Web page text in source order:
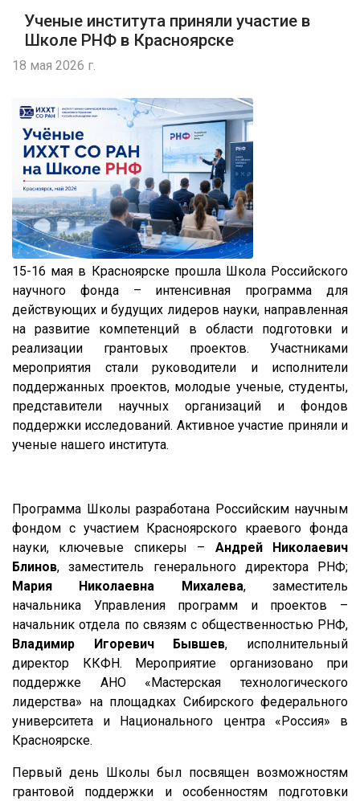
Ученые института приняли участие в
Школе РНФ в Красноярске
18 мая 2026 г.
15-16 мая в Красноярске прошла Школа Российского
научного фонда – интенсивная программа для
действующих и будущих лидеров науки, направленная
на развитие компетенций в области подготовки и
реализации грантовых проектов. Участниками
мероприятия стали руководители и исполнители
поддержанных проектов, молодые ученые, студенты,
представители научных организаций и фондов
поддержки исследований. Активное участие приняли и
ученые нашего института.
Программа Школы разработана Российским научным
фондом с участием Красноярского краевого фонда
науки, ключевые спикеры – Андрей Николаевич
Блинов, заместитель генерального директора РНФ;
Мария Николаевна Михалева, заместитель
начальника Управления программ и проектов –
начальник отдела по связям с общественностью РНФ,
Владимир Игоревич Бывшев, исполнительный
директор ККФН. Мероприятие организовано при
поддержке АНО «Мастерская технологического
лидерства» на площадках Сибирского федерального
университета и Национального центра «Россия» в
Красноярске.
Первый день Школы был посвящен возможностям
грантовой поддержки и особенностям подготовки